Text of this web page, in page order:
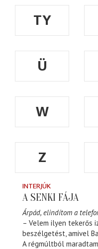
TY
Ü
W
Z
INTERJÚK
A SENKI FÁJA
Árpád, elindítom a
– Velem ilyen tekerős
beszélgetést, amivel
A régmúltból